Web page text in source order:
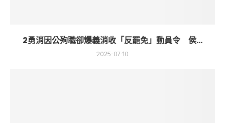
2勇消因公殉職卻爆義消收「反罷免」動員令 侯...
2025-07-10